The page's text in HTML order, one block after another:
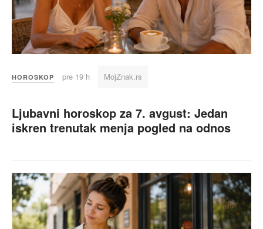
HOROSKOP pre 19 h MojZnak.rs
Ljubavni horoskop za 7. avgust: Jedan
iskren trenutak menja pogled na odnos